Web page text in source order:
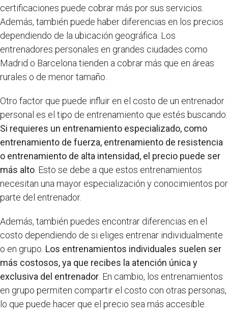
certificaciones puede cobrar más por sus servicios.
Además, también puede haber diferencias en los precios
dependiendo de la ubicación geográfica. Los
entrenadores personales en grandes ciudades como
Madrid o Barcelona tienden a cobrar más que en áreas
rurales o de menor tamaño.
Otro factor que puede influir en el costo de un entrenador
personal es el tipo de entrenamiento que estés buscando.
Si requieres un entrenamiento especializado, como
entrenamiento de fuerza, entrenamiento de resistencia
o entrenamiento de alta intensidad, el precio puede ser
más alto . Esto se debe a que estos entrenamientos
necesitan una mayor especialización y conocimientos por
parte del entrenador.
Además, también puedes encontrar diferencias en el
costo dependiendo de si eliges entrenar individualmente
o en grupo. Los entrenamientos individuales suelen ser
más costosos, ya que recibes la atención única y
exclusiva del entrenador . En cambio, los entrenamientos
en grupo permiten compartir el costo con otras personas,
lo que puede hacer que el precio sea más accesible.